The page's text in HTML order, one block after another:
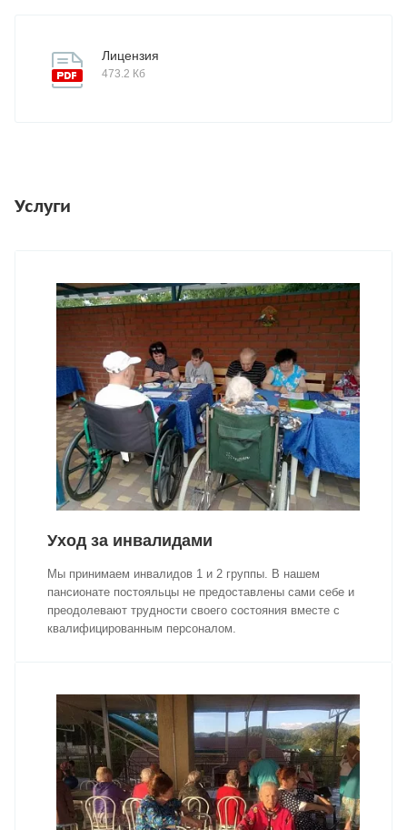
Лицензия
473.2 Кб
Услуги
Уход за инвалидами
Мы принимаем инвалидов 1 и 2 группы. В нашем
пансионате постояльцы не предоставлены сами себе и
преодолевают трудности своего состояния вместе с
квалифицированным персоналом.